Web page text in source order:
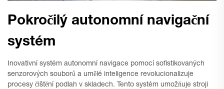
Pokročilý autonomní navigační
systém
Inovativní systém autonomní navigace pomocí sofistikovaných
senzorových souborů a umělé inteligence revolucionalizuje
procesy čištění podlah v skladech. Tento systém umožňuje stroji